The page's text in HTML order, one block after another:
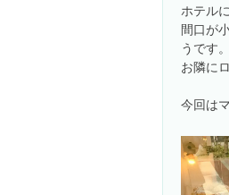
ホテル
間口が
うです。
お隣に
今回は